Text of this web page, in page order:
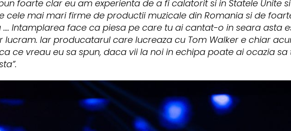
foarte clar eu am experienta de a fi calatorit si in Statele Unite si
cele mai mari firme de productii muzicale din Romania si de
Intamplarea face ca piesa pe care tu ai cantat-o in seara asta
lucram. Iar producatarul care lucreaza cu Tom Walker e chiar
ce vreau eu sa spun, daca vii la noi in echipa poate ai ocazia sa